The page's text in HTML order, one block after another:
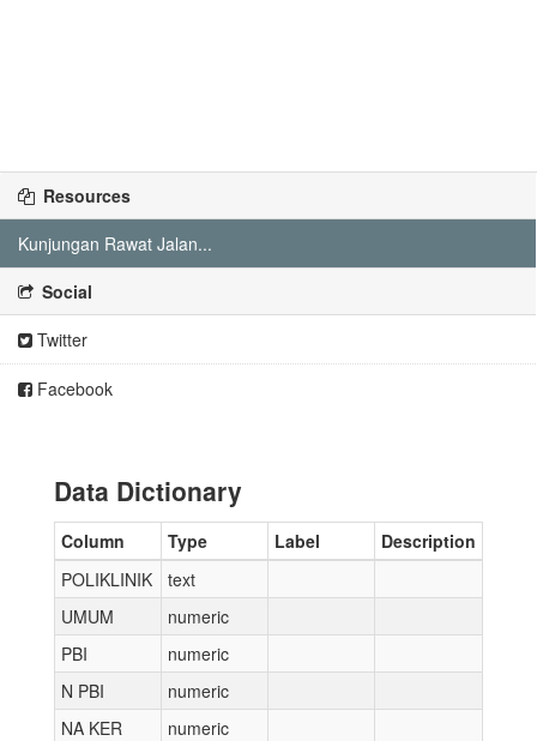
Resources
Kunjungan Rawat Jalan...
Social
Twitter
Facebook
Data Dictionary
Column Type Label
Description
POLIKLINIK
text
UMUM
numeric
PBI
numeric
N PBI
numeric
NA KER
numeric